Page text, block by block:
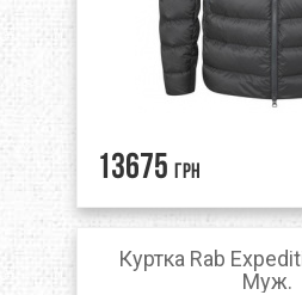
13675 грн
Куртка Rab
Муж.